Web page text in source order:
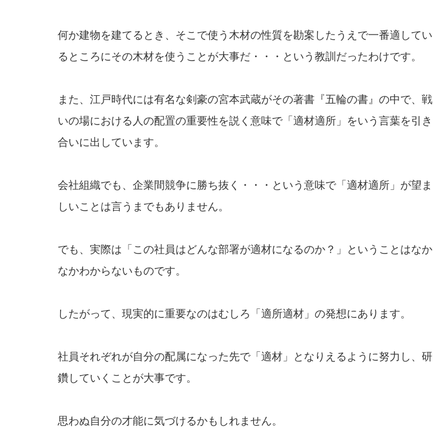
何か建物を建てるとき、そこで使う木材の性質を勘案したうえで一番適してい
るところにその木材を使うことが大事だ・・・という教訓だったわけです。
また、江戸時代には有名な剣豪の宮本武蔵がその著書『五輪の書』の中で、戦
いの場における人の配置の重要性を説く意味で「適材適所」をいう言葉を引き
合いに出しています。
会社組織でも、企業間競争に勝ち抜く・・・という意味で「適材適所」が望ま
しいことは言うまでもありません。
でも、実際は「この社員はどんな部署が適材になるのか？」ということはなか
なかわからないものです。
したがって、現実的に重要なのはむしろ「適所適材」の発想にあります。
社員それぞれが自分の配属になった先で「適材」となりえるように努力し、研
鑽していくことが大事です。
思わぬ自分の才能に気づけるかもしれません。